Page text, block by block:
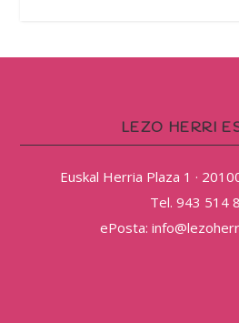
LEZO HERRI
Euskal Herria Plaza 1 ·
Tel. 943 514
ePosta: